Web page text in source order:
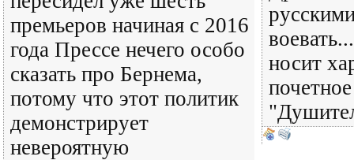
премьеров начиная с 2016
года Прессе нечего особо
сказать про Бернема,
потому что этот политик
демонстрирует
невероятную
носит